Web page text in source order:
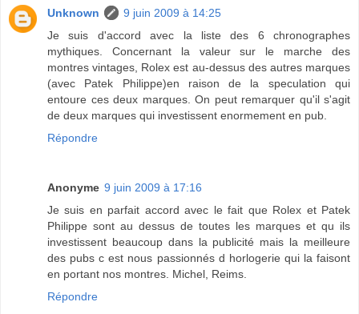
Unknown
9 juin 2009 à 14:25
Je suis d'accord avec la liste des 6 chronographes
mythiques. Concernant la valeur sur le marche des
montres vintages, Rolex est au-dessus des autres marques
(avec Patek Philippe)en raison de la speculation qui
entoure ces deux marques. On peut remarquer qu'il s'agit
de deux marques qui investissent enormement en pub.
Répondre
Anonyme 9 juin 2009 à 17:16
Je suis en parfait accord avec le fait que Rolex et Patek
Philippe sont au dessus de toutes les marques et qu ils
investissent beaucoup dans la publicité mais la meilleure
des pubs c est nous passionnés d horlogerie qui la faisont
en portant nos montres. Michel, Reims.
Répondre